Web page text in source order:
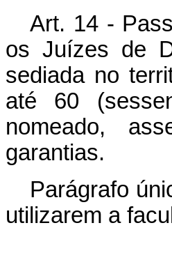
Art. 14 -
os Juízes de
sediada no
até 60
nomeado,
garantias.
Parágrafo
utilizarem a